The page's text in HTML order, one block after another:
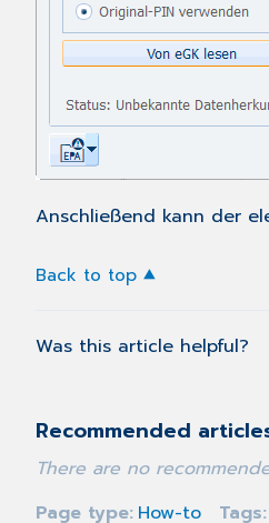
Anschließend kann der
Back to top
Was this article helpful?
Recommended
There are no
Page type How-to Tags